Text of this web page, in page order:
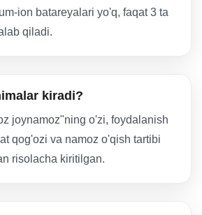
ion batareyalari yo'q, faqat 3 ta
qiladi.
kiradi?
joynamoz"ning o'zi, foydalanish
qog'ozi va namoz o'qish tartibi
risolacha kiritilgan.